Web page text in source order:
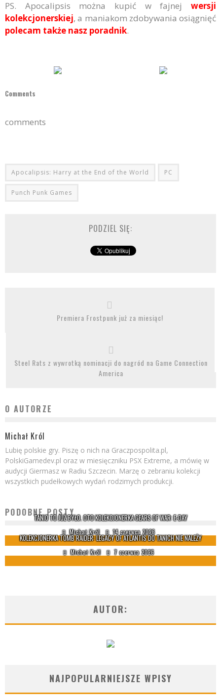
PS. Apocalipsis można kupić w fajnej wersji
kolekcjonerskiej, a maniakom zdobywania osiągnięć
polecam także nasz poradnik.
Comments
comments
Apocalipsis: Harry at the End of the World PC
Punch Punk Games
PODZIEL SIĘ:
Premiera Frostpunk już za miesiąc!
Steel Rats z wywrotką nominacji do nagród na Game Connection
America
O AUTORZE
Michał Król
Lubię polskie gry. Piszę o nich na Graczpospolita.pl,
PolskiGamedev.pl oraz w miesięczniku PSX Extreme, a mówię w
audycji Giermasz w Radiu Szczecin. Marzę o zebraniu kolekcji
wszystkich pudełkowych wydań rodzimych produkcji.
PODOBNE POSTY
TANIO TO JUŻ BYŁO. OTO KOLEKCJONERKA GEARS OF WAR: E-DAY
Michał Król 14 czerwca 2026
KOLEKCJONERKA TOMB RAIDER: LEGACY OF ATLANTIS DO TANICH NIE NALEŻY
Michał Król 7 czerwca 2026
AUTOR:
NAJPOPULARNIEJSZE WPISY